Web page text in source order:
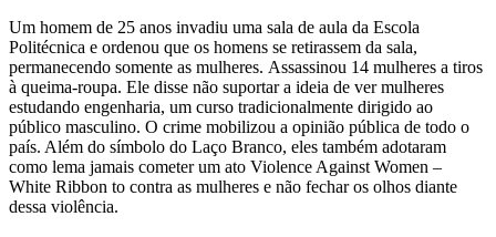
Um homem de 25 anos invadiu uma sala de aula da Escola
Politécnica e ordenou que os homens se retirassem da sala,
permanecendo somente as mulheres. Assassinou 14 mulheres a tiros
à queima-roupa. Ele disse não suportar a ideia de ver mulheres
estudando engenharia, um curso tradicionalmente dirigido ao
público masculino. O crime mobilizou a opinião pública de todo o
país. Além do símbolo do Laço Branco, eles também adotaram
como lema jamais cometer um ato Violence Against Women –
White Ribbon to contra as mulheres e não fechar os olhos diante
dessa violência.